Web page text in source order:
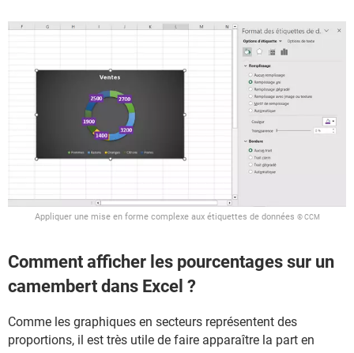
Appliquer une mise en forme complexe aux étiquettes de données © CCM
Comment afficher les pourcentages sur un
camembert dans Excel ?
Comme les graphiques en secteurs représentent des
proportions, il est très utile de faire apparaître la part en